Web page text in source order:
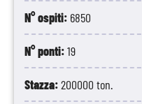
N° ospiti: 6850
N° ponti:19
Stazza:200000 ton.